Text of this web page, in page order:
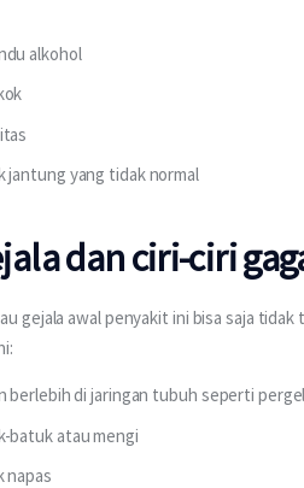
alkohol
jantung yang tidak normal
dan ciri-ciri
gejala awal penyakit ini bisa saja
berlebih di jaringan tubuh seperti
batuk atau mengi
napas